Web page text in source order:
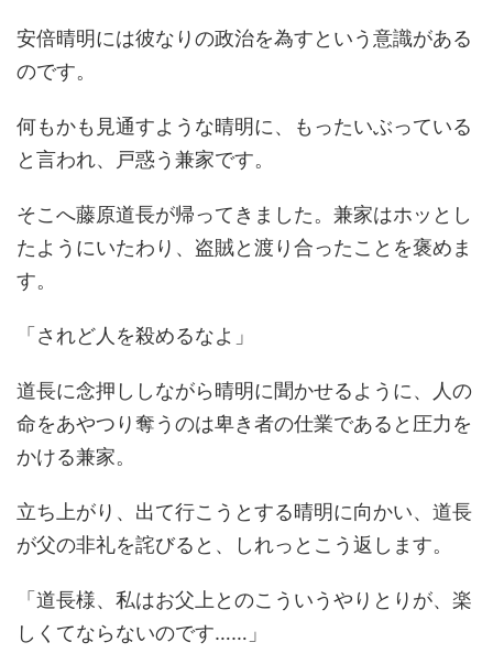
安倍晴明には彼なりの政治を為すという意識がある
のです。
何もかも見通すような晴明に、もったいぶっている
と言われ、戸惑う兼家です。
そこへ藤原道長が帰ってきました。兼家はホッとし
たようにいたわり、盗賊と渡り合ったことを褒めま
す。
「されど人を殺めるなよ」
道長に念押ししながら晴明に聞かせるように、人の
命をあやつり奪うのは卑き者の仕業であると圧力を
かける兼家。
立ち上がり、出て行こうとする晴明に向かい、道長
が父の非礼を詫びると、しれっとこう返します。
「道長様、私はお父上とのこういうやりとりが、楽
しくてならないのです……」